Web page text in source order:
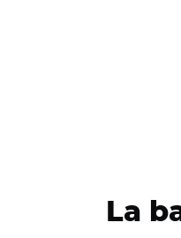
La